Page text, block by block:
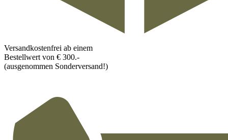
Versandkostenfrei ab einem
Bestellwert von € 300.-
(ausgenommen Sonderversand!)